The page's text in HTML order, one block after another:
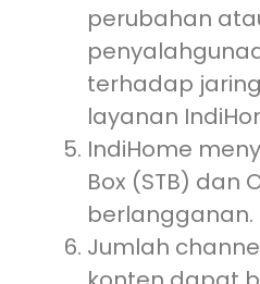
perubahan
terhadap
layanan
IndiHome
Box (STB) dan
berlangganan.
Jumlah